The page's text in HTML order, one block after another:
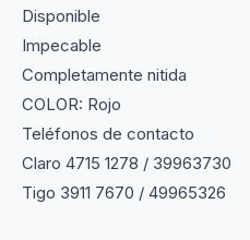
Disponible
Impecable
Completamente nitida
COLOR: Rojo
Teléfonos de contacto
Claro 4715 1278 / 39963730
Tigo 3911 7670 / 49965326